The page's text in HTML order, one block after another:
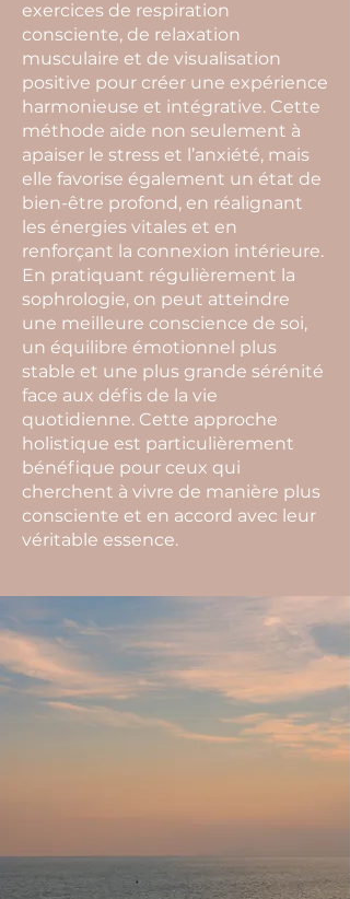
exercices de respiration
consciente, de relaxation
musculaire et de visualisation
positive pour créer une expérience
harmonieuse et intégrative. Cette
méthode aide non seulement à
apaiser le stress et l’anxiété, mais
elle favorise également un état de
bien-être profond, en réalignant
les énergies vitales et en
renforçant la connexion intérieure.
En pratiquant régulièrement la
sophrologie, on peut atteindre
une meilleure conscience de soi,
un équilibre émotionnel plus
stable et une plus grande sérénité
face aux défis de la vie
quotidienne. Cette approche
holistique est particulièrement
bénéfique pour ceux qui
cherchent à vivre de manière plus
consciente et en accord avec leur
véritable essence.